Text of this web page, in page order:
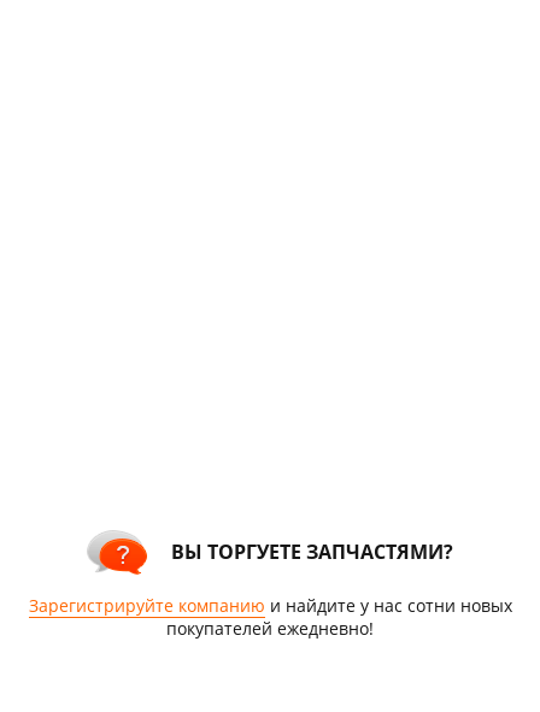
ВЫ ТОРГУЕТЕ ЗАПЧАСТЯМИ?
Зарегистрируйте компанию и найдите у нас сотни новых
покупателей ежедневно!